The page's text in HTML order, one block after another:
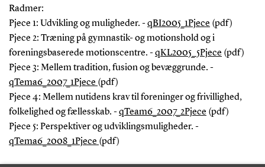
Radmer:
Pjece 1: Udvikling og muligheder. -qBI2005_1Pjece (pdf)
Pjece 2: Træning på gymnastik- og motionshold og i
foreningsbaserede motionscentre. -qKL2005_5Pjece (pdf)
Pjece 3: Mellem tradition, fusion og bevæggrunde. -
qTema6_2007_1Pjece (pdf)
Pjece 4: Mellem nutidens krav til foreninger og frivillighed,
folkelighed og fællesskab. -qTeam6_2007_2Pjece (pdf)
Pjece 5: Perspektiver og udviklingsmuligheder. -
qTema6_2008_1Pjece (pdf)